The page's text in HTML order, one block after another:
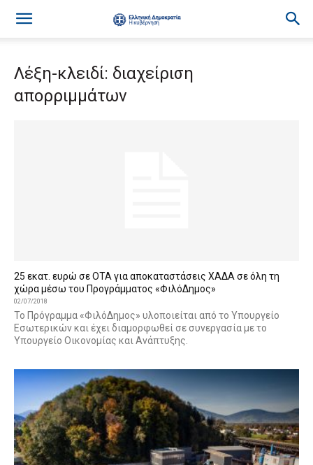
Λέξη-κλειδί: διαχείριση
απορριμμάτων
25 εκατ. ευρώ σε ΟΤΑ για αποκαταστάσεις ΧΑΔΑ σε όλη τη
χώρα μέσω του Προγράμματος «ΦιλόΔημος»
02/07/2018
Το Πρόγραμμα «ΦιλόΔημος» υλοποιείται από το Υπουργείο
Εσωτερικών και έχει διαμορφωθεί σε συνεργασία με το
Υπουργείο Οικονομίας και Ανάπτυξης.